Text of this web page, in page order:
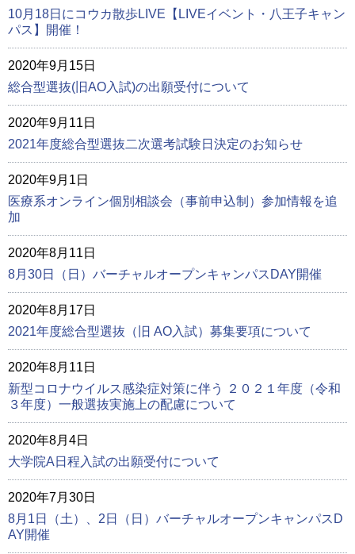
10月18日にコウカ散歩LIVE【LIVEイベント・八王子キャン
パス】開催！
2020年9月15日
総合型選抜(旧AO入試)の出願受付について
2020年9月11日
2021年度総合型選抜二次選考試験日決定のお知らせ
2020年9月1日
医療系オンライン個別相談会（事前申込制）参加情報を追
加
2020年8月11日
8月30日（日）バーチャルオープンキャンパスDAY開催
2020年8月17日
2021年度総合型選抜（旧 AO入試）募集要項について
2020年8月11日
新型コロナウイルス感染症対策に伴う ２０２１年度（令和
３年度）一般選抜実施上の配慮について
2020年8月4日
大学院A日程入試の出願受付について
2020年7月30日
8月1日（土）、2日（日）バーチャルオープンキャンパスD
AY開催